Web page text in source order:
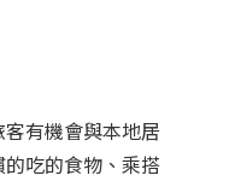
客有機會與本地居
吃的食物、乘搭